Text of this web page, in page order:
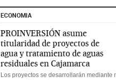
ECONOMIA
PROINVERSIÓN asume
titularidad de proyectos de
agua y tratamiento de aguas
residuales en Cajamarca
Los proyectos se desarrollarán mediante